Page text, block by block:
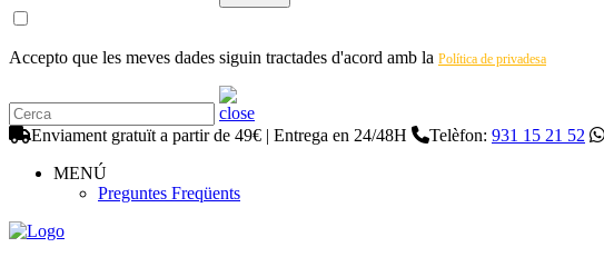
Accepto que les meves dades siguin tractades d'acord amb la Política de privadesa
Enviament gratuït a partir de 49€ | Entrega en 24/48H Telèfon: 931 15 21 52
MENÚ
Preguntes Freqüents